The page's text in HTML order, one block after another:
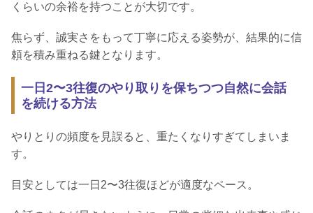
くらいの余裕を持つことが大切です。
焦らず、誠実さをもって丁寧に応える姿勢が、結果的に信
頼を積み重ねる鍵となります。
一日2〜3往復のやり取りを保ちつつ自然に会話
を続ける方法
やりとりの頻度を見誤ると、重たくなりすぎてしまいま
す。
目安としては一日2〜3往復ほどが適度なペース。